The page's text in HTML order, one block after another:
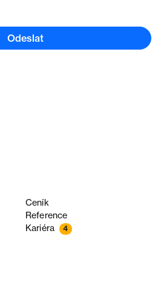
Odeslat
Ceník
Reference
Kariéra 4